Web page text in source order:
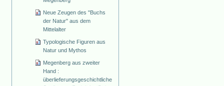
Neue Zeugen des "Buchs
der Natur" aus dem
Mittelalter
Typologische Figuren aus
Natur und Mythos
Megenberg aus zweiter
Hand :
überlieferungsgeschichtliche